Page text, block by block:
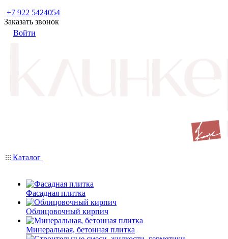
+7 922 5424054
Заказать звонок
Войти
Каталог
Фасадная плитка
Облицовочный кирпич
Минеральная, бетонная плитка